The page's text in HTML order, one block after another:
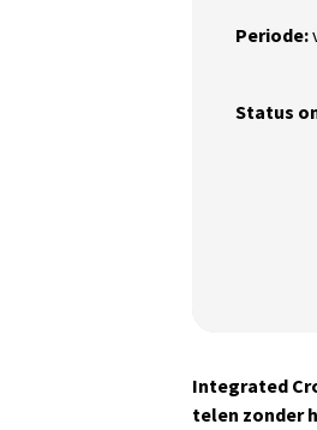
Periode:
Status
1 2
Integrated
telen zonder